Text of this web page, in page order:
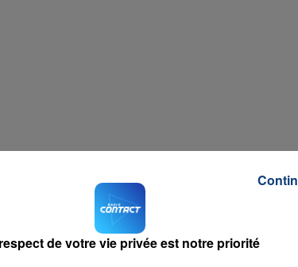
de votre vie privée est notre priorité